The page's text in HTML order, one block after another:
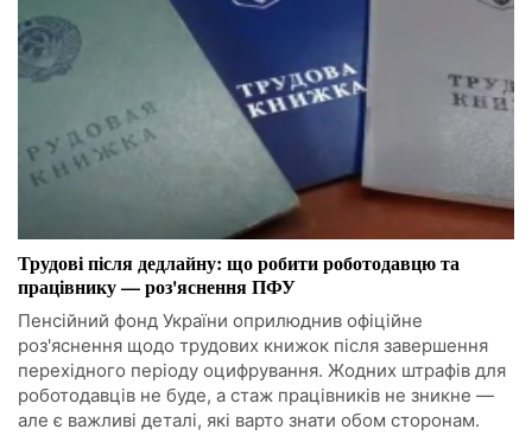
Трудові після дедлайну: що робити роботодавцю та
працівнику — роз'яснення ПФУ
Пенсійний фонд України оприлюднив офіційне
роз'яснення щодо трудових книжок після завершення
перехідного періоду оцифрування. Жодних штрафів для
роботодавців не буде, а стаж працівників не зникне —
але є важливі деталі, які варто знати обом сторонам.